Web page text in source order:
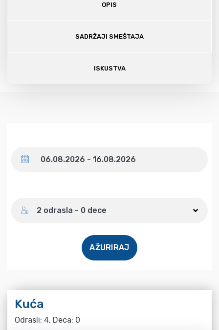
OPIS
SADRŽAJI SMEŠTAJA
ISKUSTVA
2 odrasla - 0 dece
AŽURIRAJ
Kuća
Odrasli: 4, Deca: 0